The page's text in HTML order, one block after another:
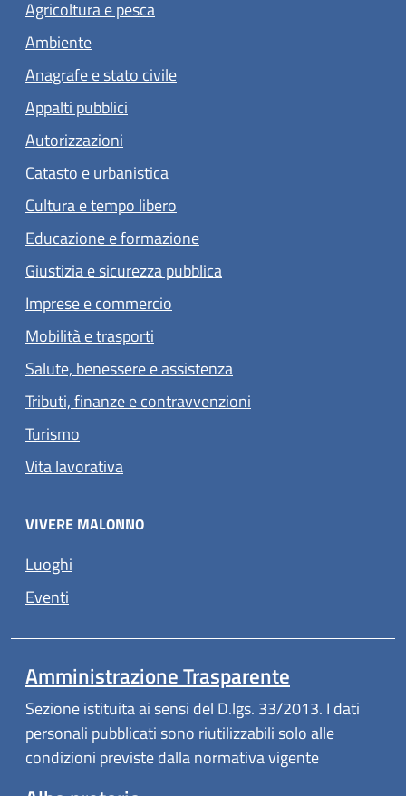
Agricoltura e pesca
Ambiente
Anagrafe e stato civile
Appalti pubblici
Autorizzazioni
Catasto e urbanistica
Cultura e tempo libero
Educazione e formazione
Giustizia e sicurezza pubblica
Imprese e commercio
Mobilità e trasporti
Salute, benessere e assistenza
Tributi, finanze e contravvenzioni
Turismo
Vita lavorativa
VIVERE MALONNO
Luoghi
Eventi
Amministrazione Trasparente
Sezione istituita ai sensi del D.lgs. 33/2013. I dati
personali pubblicati sono riutilizzabili solo alle
condizioni previste dalla normativa vigente